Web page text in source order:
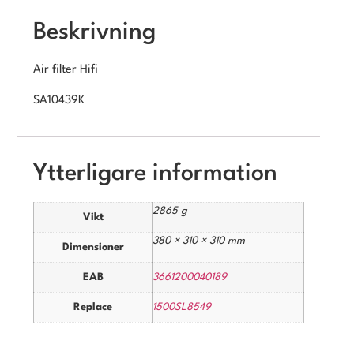
Beskrivning
Air filter Hifi
SA10439K
Ytterligare information
Vikt
2865 g
Dimensioner
380 × 310 × 310 mm
EAB 3661200040189
Replace 1500SL8549